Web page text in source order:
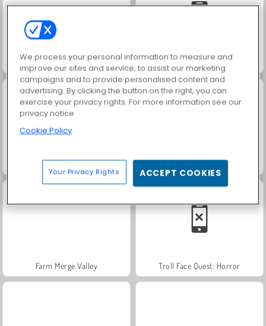
Masha and the Bear: Meadows Solitaire Social
Troll Face Quest: Video Memes and TV Shows: Part 1
Farm Merge Valley Troll Face Quest: Horror
We process your personal information to measure and
improve our sites and service, to assist our marketing
campaigns and to provide personalised content and
advertising. By clicking the button on the right, you can
exercise your privacy rights. For more information see our
privacy notice
Cookie Policy
Your Privacy Rights ACCEPT COOKIES